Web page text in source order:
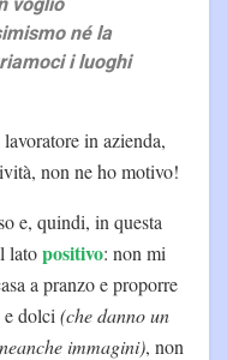
né la
i luoghi
in azienda,
non ne ho motivo!
e, quindi, in questa
latopositivo: non mi
a pranzo e proporre
dolci (che danno un
immagini), non